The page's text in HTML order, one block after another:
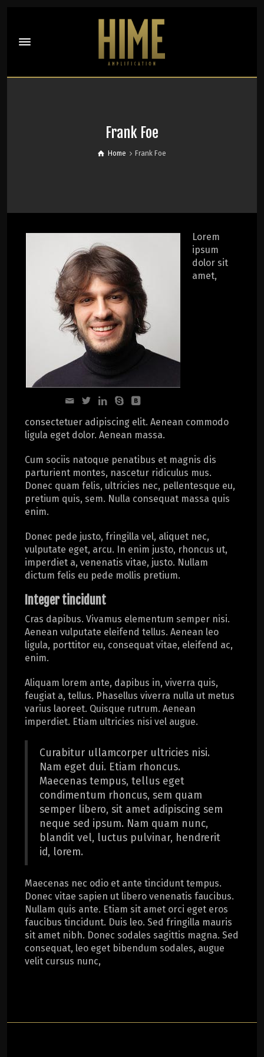
Frank Foe
Home Frank Foe
Lorem
ipsum
dolor sit
amet,
consectetuer adipiscing elit. Aenean commodo
ligula eget dolor. Aenean massa.
Cum sociis natoque penatibus et magnis dis
parturient montes, nascetur ridiculus mus.
Donec quam felis, ultricies nec, pellentesque eu,
pretium quis, sem. Nulla consequat massa quis
enim.
Donec pede justo, fringilla vel, aliquet nec,
vulputate eget, arcu. In enim justo, rhoncus ut,
imperdiet a, venenatis vitae, justo. Nullam
dictum felis eu pede mollis pretium.
Integer tincidunt
Cras dapibus. Vivamus elementum semper nisi.
Aenean vulputate eleifend tellus. Aenean leo
ligula, porttitor eu, consequat vitae, eleifend ac,
enim.
Aliquam lorem ante, dapibus in, viverra quis,
feugiat a, tellus. Phasellus viverra nulla ut metus
varius laoreet. Quisque rutrum. Aenean
imperdiet. Etiam ultricies nisi vel augue.
Curabitur ullamcorper ultricies nisi.
Nam eget dui. Etiam rhoncus.
Maecenas tempus, tellus eget
condimentum rhoncus, sem quam
semper libero, sit amet adipiscing sem
neque sed ipsum. Nam quam nunc,
blandit vel, luctus pulvinar, hendrerit
id, lorem.
Maecenas nec odio et ante tincidunt tempus.
Donec vitae sapien ut libero venenatis faucibus.
Nullam quis ante. Etiam sit amet orci eget eros
faucibus tincidunt. Duis leo. Sed fringilla mauris
sit amet nibh. Donec sodales sagittis magna. Sed
consequat, leo eget bibendum sodales, augue
velit cursus nunc,